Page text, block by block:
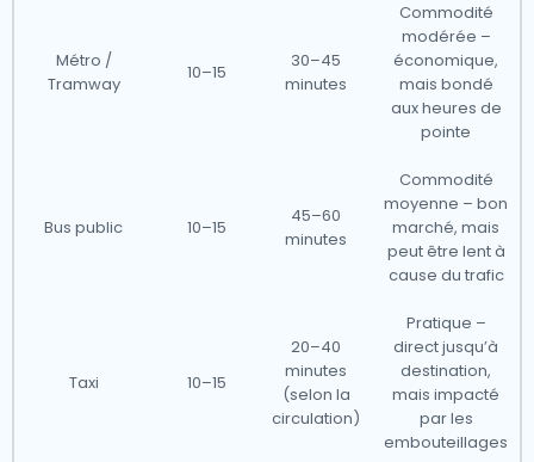
Métro /
Tramway
10–15
30–45
minutes
Commodité
modérée –
économique,
mais bondé
aux heures de
pointe
Bus public 10–15
45–60
minutes
Commodité
moyenne – bon
marché, mais
peut être lent à
cause du trafic
Taxi 10–15
20–40
minutes
(selon la
circulation)
Pratique –
direct jusqu’à
destination,
mais impacté
par les
embouteillages